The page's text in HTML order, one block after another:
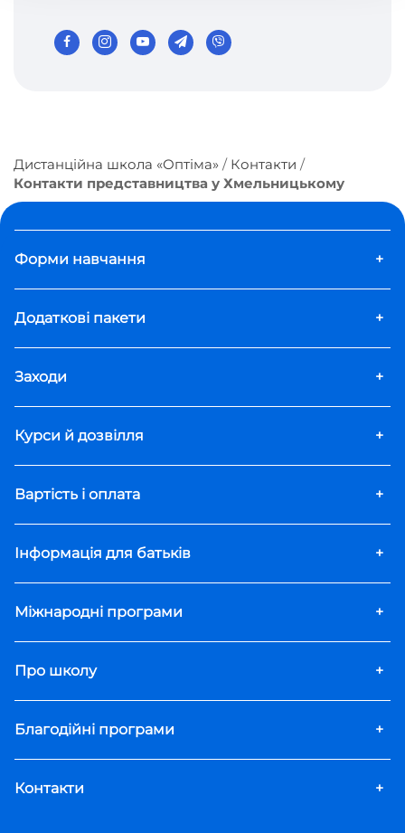
Дистанційна школа «Оптіма»
Контакти
Контакти представництва у Хмельницькому
Форми навчання +
Додаткові пакети +
Заходи +
Курси й дозвілля +
Вартість і оплата +
Інформація для батьків +
Міжнародні програми +
Про школу +
Благодійні програми +
Контакти +